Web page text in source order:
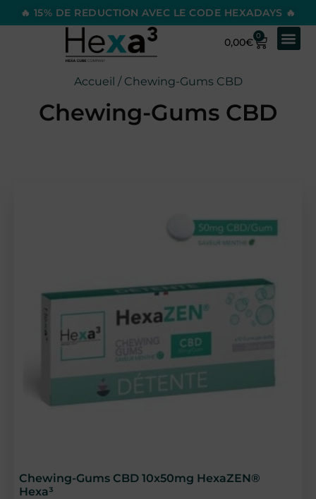
🔥 15% DE REDUCTION AVEC LE CODE HEXADAYS 🔥
0,00€
0
Accueil / Chewing-Gums CBD
Chewing-Gums CBD
Chewing-Gums CBD 10x50mg HexaZEN®
Hexa³